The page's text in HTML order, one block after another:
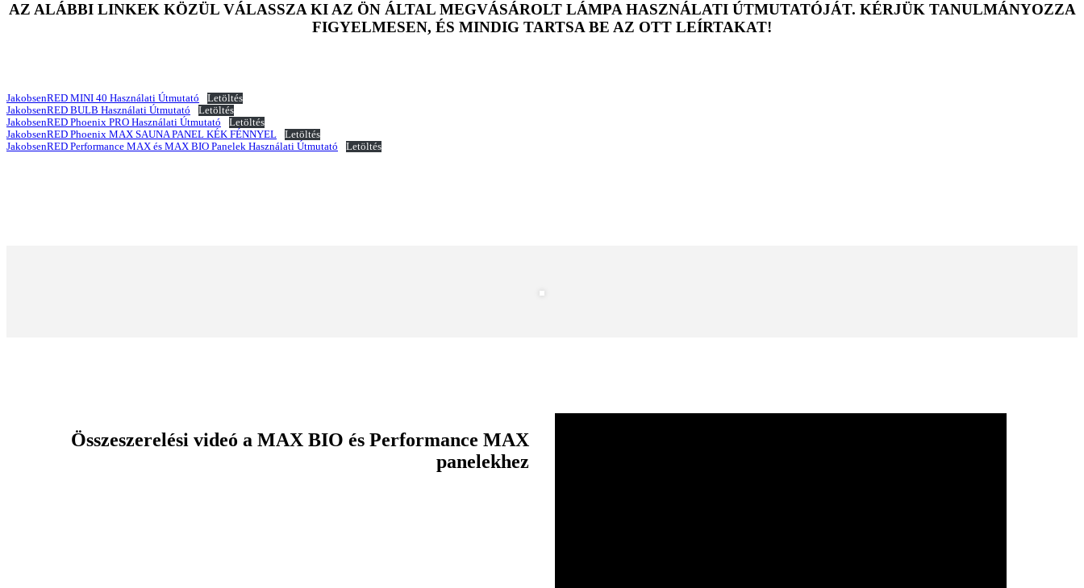
AZ ALÁBBI LINKEK KÖZÜL VÁLASSZA KI AZ ÖN ÁLTAL MEGVÁSÁROLT LÁMPA HASZNÁLATI ÚTMUTATÓJÁT. KÉRJÜK TANULMÁNYOZZA
FIGYELMESEN, ÉS MINDIG TARTSA BE AZ OTT LEÍRTAKAT!
JakobsenRED MINI 40 Használati Útmutató
Letöltés
JakobsenRED BULB Használati Útmutató
Letöltés
JakobsenRED Phoenix PRO Használati Útmutató
Letöltés
JakobsenRED Phoenix MAX SAUNA PANEL KÉK FÉNNYEL
Letöltés
JakobsenRED Performance MAX és MAX BIO Panelek Használati Útmutató
Letöltés
Összeszerelési videó a MAX BIO és Performance MAX
panelekhez